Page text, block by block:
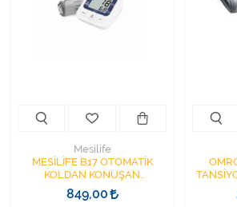
Kişisel Bakım ve Sağlık
Ortopedi Ürünleri
Sarf Malzemeleri
Mesilife
MESİLİFE B17 OTOMATİK
KOLDAN KONUŞAN
TANSİYON ALETİ 22-42CM
TYPE-C USB KABLO
849,00